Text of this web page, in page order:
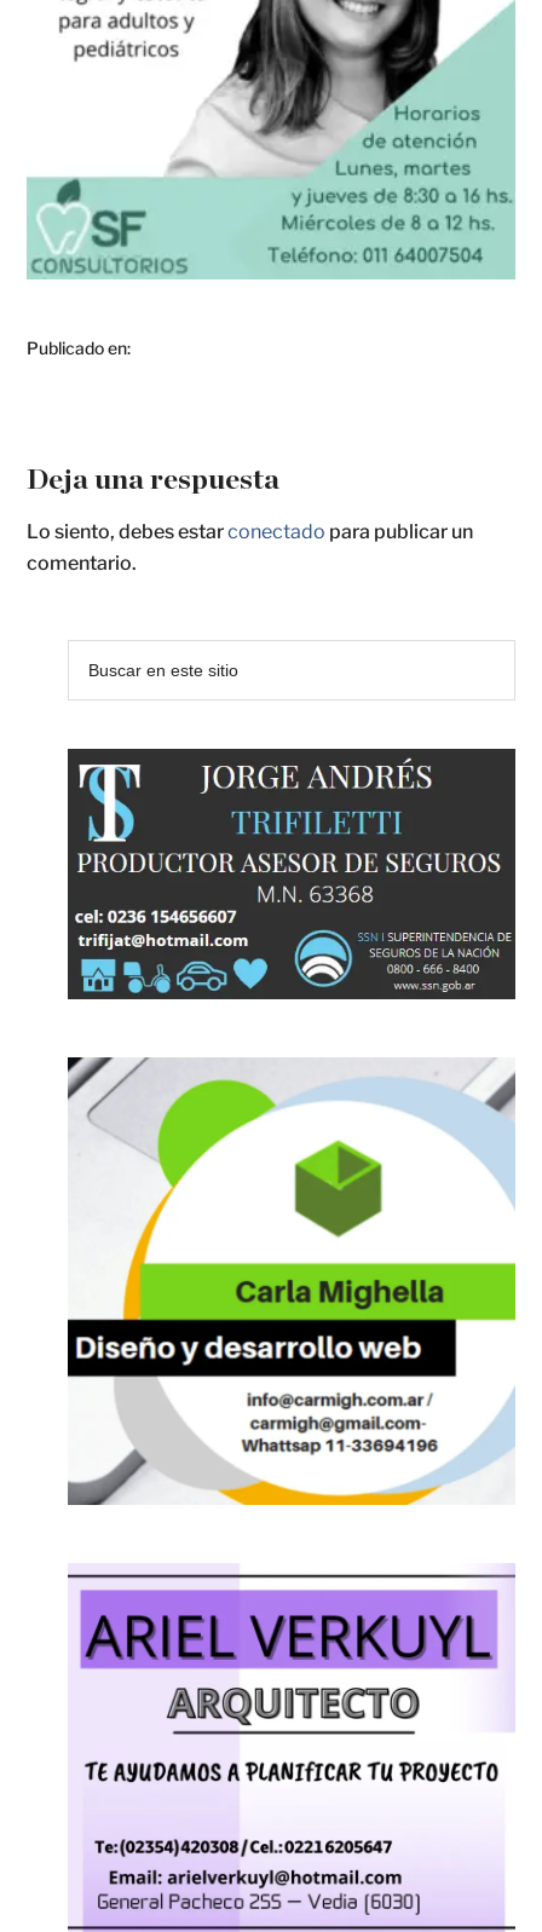
Publicado en:
Deja una respuesta
Lo siento, debes estarconectado para publicar un
comentario.